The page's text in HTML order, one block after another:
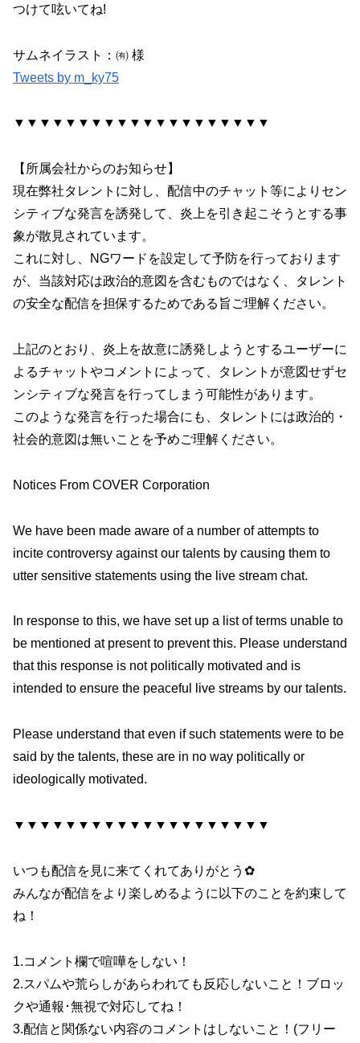
つけて呟いてね!
サムネイラスト：㈲ 様
Tweets by m_ky75
▼▼▼▼▼▼▼▼▼▼▼▼▼▼▼▼▼▼▼▼
【所属会社からのお知らせ】
現在弊社タレントに対し、配信中のチャット等によりセン
シティブな発言を誘発して、炎上を引き起こそうとする事
象が散見されています。
これに対し、NGワードを設定して予防を行っております
が、当該対応は政治的意図を含むものではなく、タレント
の安全な配信を担保するためである旨ご理解ください。
上記のとおり、炎上を故意に誘発しようとするユーザーに
よるチャットやコメントによって、タレントが意図せずセ
ンシティブな発言を行ってしまう可能性があります。
このような発言を行った場合にも、タレントには政治的・
社会的意図は無いことを予めご理解ください。
Notices From COVER Corporation
We have been made aware of a number of attempts to
incite controversy against our talents by causing them to
utter sensitive statements using the live stream chat.
In response to this, we have set up a list of terms unable to
be mentioned at present to prevent this. Please understand
that this response is not politically motivated and is
intended to ensure the peaceful live streams by our talents.
Please understand that even if such statements were to be
said by the talents, these are in no way politically or
ideologically motivated.
▼▼▼▼▼▼▼▼▼▼▼▼▼▼▼▼▼▼▼▼
いつも配信を見に来てくれてありがとう✿
みんなが配信をより楽しめるように以下のことを約束して
ね！
1.コメント欄で喧嘩をしない！
2.スパムや荒らしがあらわれても反応しないこと！ブロッ
クや通報･無視で対応してね！
3.配信と関係ない内容のコメントはしないこと！(フリー